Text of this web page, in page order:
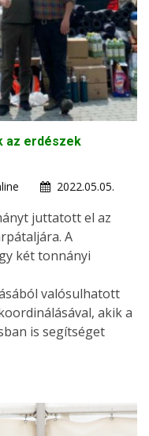
az erdészek
2022.05.05.
juttatott el az
A
két tonnányi
valósulhatott
akik a
is segítséget